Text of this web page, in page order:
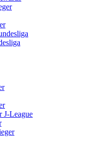
J-League